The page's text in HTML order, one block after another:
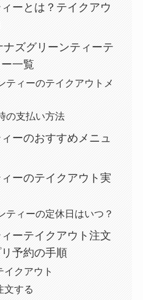
ーとは？テイクアウ
ナズグリーンティーテ
一覧
ティーのテイクアウトメ
の支払い方法
ーのおすすめメニュ
ーのテイクアウト実
ティーの定休日はいつ？
ーテイクアウト注文
予約の手順
イクアウト
文する